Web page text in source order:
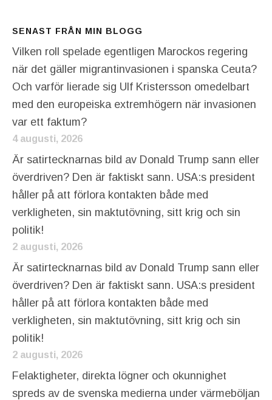
SENAST FRÅN MIN BLOGG
Vilken roll spelade egentligen Marockos regering
när det gäller migrantinvasionen i spanska Ceuta?
Och varför lierade sig Ulf Kristersson omedelbart
med den europeiska extremhögern när invasionen
var ett faktum?
4 augusti, 2026
Är satirtecknarnas bild av Donald Trump sann eller
överdriven? Den är faktiskt sann. USA:s president
håller på att förlora kontakten både med
verkligheten, sin maktutövning, sitt krig och sin
politik!
2 augusti, 2026
Är satirtecknarnas bild av Donald Trump sann eller
överdriven? Den är faktiskt sann. USA:s president
håller på att förlora kontakten både med
verkligheten, sin maktutövning, sitt krig och sin
politik!
2 augusti, 2026
Felaktigheter, direkta lögner och okunnighet
spreds av de svenska medierna under värmeböljan